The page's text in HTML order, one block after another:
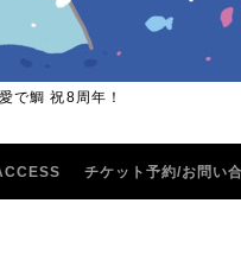
で鯛 祝8周年！
チケット予約/お問い